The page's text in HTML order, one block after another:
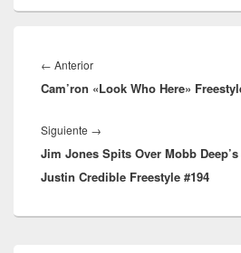
de
entradas
← AnteriorEntrada
anterior:
Cam’ron «Look Who Here»
Siguiente →
siguiente:
Jim Jones Spits Over Mobb
Justin Credible Freestyle #194